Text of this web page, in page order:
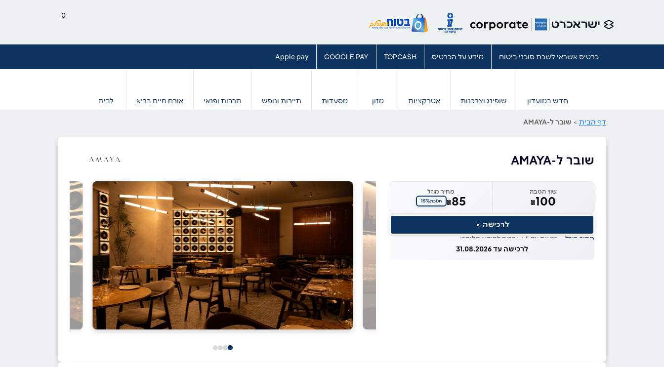
0
כרטיס אשראי לשכת סוכני ביטוח מידע על הכרטיס TOPCASH
GOOGLE PAY
Apple pay
חדש במועדון שופינג וצרכנות אטרקציות מזון מסעדות תיירות ונופש תרבות ופנאי אורח חיים בריא לבית
דף הבית > שובר ל-AMAYA
שובר ל-AMAYA
שווי הטבה
₪100
מחיר מוזל
₪85 חסכת15%
לרכישה >
מחיר מוזל — זכאות עד 5 שוברים לחודש קלנדרי
לרכישה עד 31.08.2026